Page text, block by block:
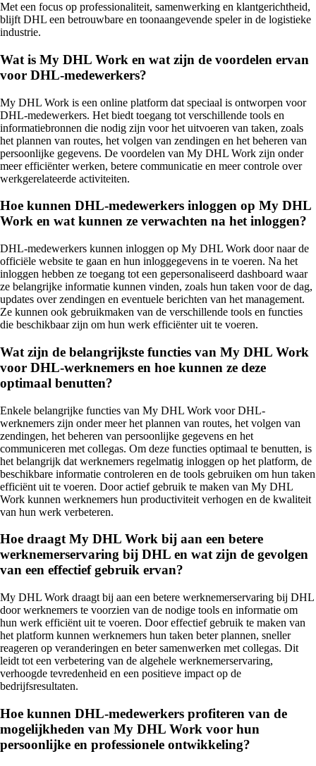
Met een focus op professionaliteit, samenwerking en klantgerichtheid,
blijft DHL een betrouwbare en toonaangevende speler in de logistieke
industrie.
Wat is My DHL Work en wat zijn de voordelen ervan
voor DHL-medewerkers?
My DHL Work is een online platform dat speciaal is ontworpen voor
DHL-medewerkers. Het biedt toegang tot verschillende tools en
informatiebronnen die nodig zijn voor het uitvoeren van taken, zoals
het plannen van routes, het volgen van zendingen en het beheren van
persoonlijke gegevens. De voordelen van My DHL Work zijn onder
meer efficiënter werken, betere communicatie en meer controle over
werkgerelateerde activiteiten.
Hoe kunnen DHL-medewerkers inloggen op My DHL
Work en wat kunnen ze verwachten na het inloggen?
DHL-medewerkers kunnen inloggen op My DHL Work door naar de
officiële website te gaan en hun inloggegevens in te voeren. Na het
inloggen hebben ze toegang tot een gepersonaliseerd dashboard waar
ze belangrijke informatie kunnen vinden, zoals hun taken voor de dag,
updates over zendingen en eventuele berichten van het management.
Ze kunnen ook gebruikmaken van de verschillende tools en functies
die beschikbaar zijn om hun werk efficiënter uit te voeren.
Wat zijn de belangrijkste functies van My DHL Work
voor DHL-werknemers en hoe kunnen ze deze
optimaal benutten?
Enkele belangrijke functies van My DHL Work voor DHL-
werknemers zijn onder meer het plannen van routes, het volgen van
zendingen, het beheren van persoonlijke gegevens en het
communiceren met collegas. Om deze functies optimaal te benutten, is
het belangrijk dat werknemers regelmatig inloggen op het platform, de
beschikbare informatie controleren en de tools gebruiken om hun taken
efficiënt uit te voeren. Door actief gebruik te maken van My DHL
Work kunnen werknemers hun productiviteit verhogen en de kwaliteit
van hun werk verbeteren.
Hoe draagt My DHL Work bij aan een betere
werknemerservaring bij DHL en wat zijn de gevolgen
van een effectief gebruik ervan?
My DHL Work draagt bij aan een betere werknemerservaring bij DHL
door werknemers te voorzien van de nodige tools en informatie om
hun werk efficiënt uit te voeren. Door effectief gebruik te maken van
het platform kunnen werknemers hun taken beter plannen, sneller
reageren op veranderingen en beter samenwerken met collegas. Dit
leidt tot een verbetering van de algehele werknemerservaring,
verhoogde tevredenheid en een positieve impact op de
bedrijfsresultaten.
Hoe kunnen DHL-medewerkers profiteren van de
mogelijkheden van My DHL Work voor hun
persoonlijke en professionele ontwikkeling?